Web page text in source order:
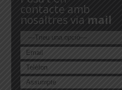
contacte amb
nosaltres via mail